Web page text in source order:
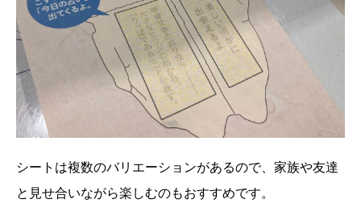
シートは複数のバリエーションがあるので、家族や友達
と見せ合いながら楽しむのもおすすめです。